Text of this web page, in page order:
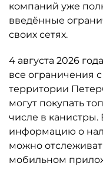
компаний уже
введённые
своих сетях.
4 августа 2026
все ограничения
территории
могут покупать
числе в
информацию о
можно
мобильном